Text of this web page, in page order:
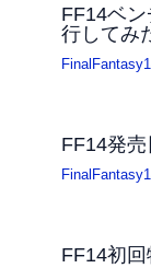
FF14ベ
行してみ
FF14発売
FF14初